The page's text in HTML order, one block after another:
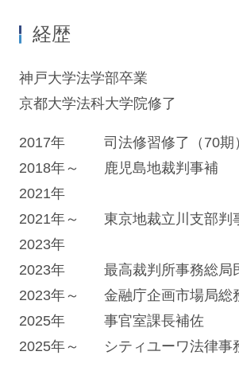
経歴
神戸大学法学部卒業
京都大学法科大学院修了
2017年
司法修習修了（70期
2018年～
2021年
鹿児島地裁判事補
2021年～
2023年
東京地裁立川支部判
2023年
最高裁判所事務総局
2023年～
2025年
金融庁企画市場局総
事官室課長補佐
2025年～
シティユーワ法律事